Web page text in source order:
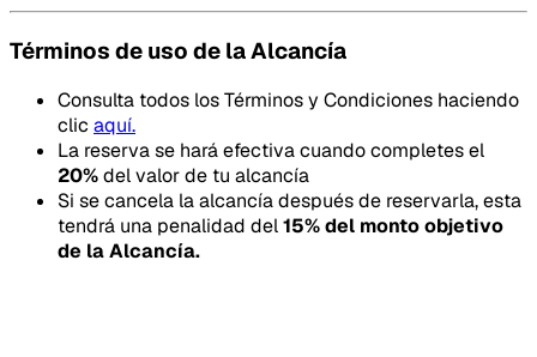
Términos de uso de la Alcancía
Consulta todos los Términos y Condiciones haciendo
clic aquí.
La reserva se hará efectiva cuando completes el
20%del valor de tu alcancía
Si se cancela la alcancía después de reservarla, esta
tendrá una penalidad del15% del monto objetivo
de la Alcancía.